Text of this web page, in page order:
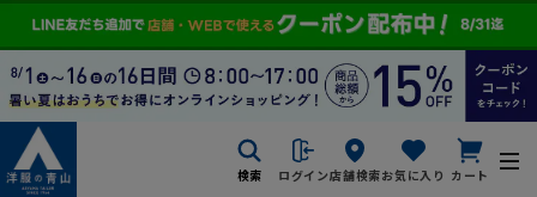
検索 ログイン店舗検索お気に入り カート